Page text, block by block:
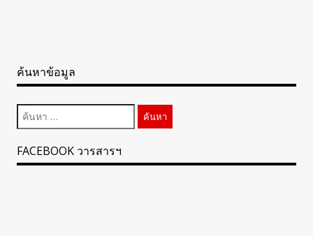
ค้นหาข้อมูล
ค้นหา
สำหรับ:
FACEBOOK วารสารฯ